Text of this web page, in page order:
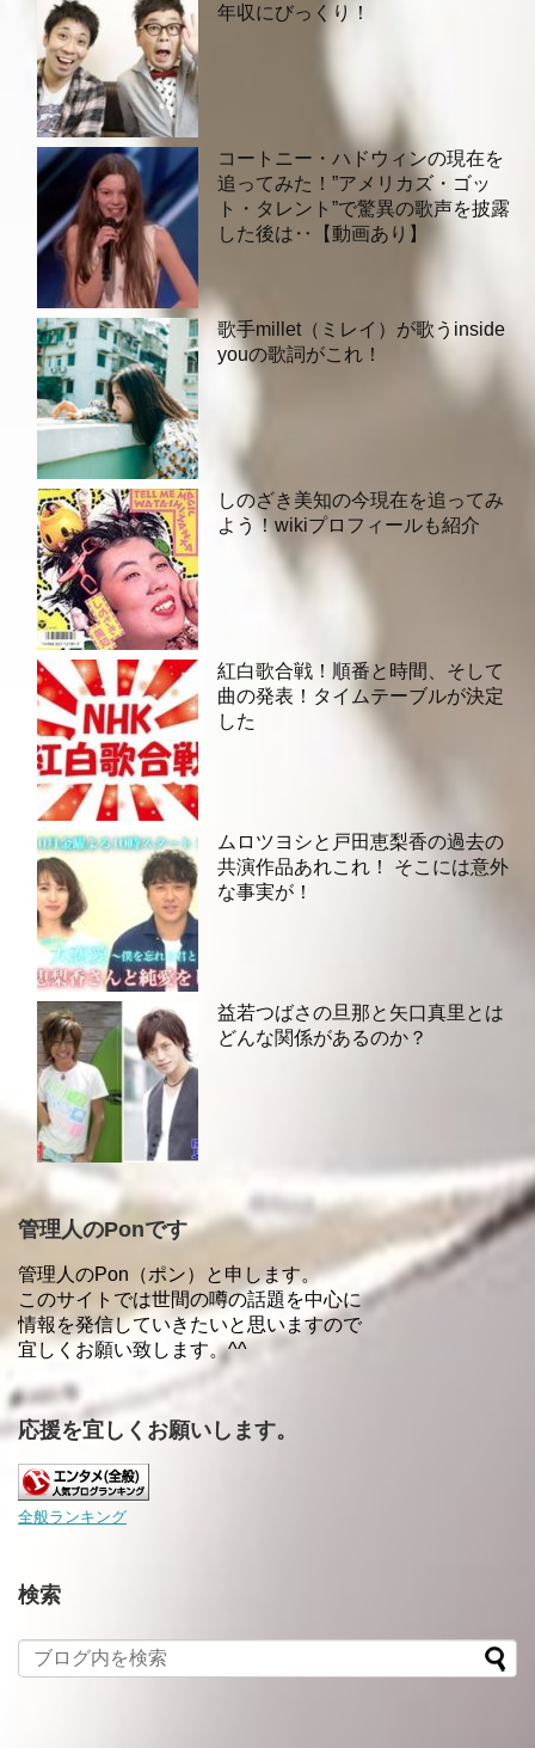
年収にびっくり！
コートニー・ハドウィンの現在を
追ってみた！”アメリカズ・ゴッ
ト・タレント”で驚異の歌声を披露
した後は‥【動画あり】
歌手millet（ミレイ）が歌うinside
youの歌詞がこれ！
しのざき美知の今現在を追ってみ
よう！wikiプロフィールも紹介
紅白歌合戦！順番と時間、そして
曲の発表！タイムテーブルが決定
した
ムロツヨシと戸田恵梨香の過去の
共演作品あれこれ！ そこには意外
な事実が！
益若つばさの旦那と矢口真里とは
どんな関係があるのか？
管理人のPonです
管理人のPon（ポン）と申します。
このサイトでは世間の噂の話題を中心に
情報を発信していきたいと思いますので
宜しくお願い致します。^^
応援を宜しくお願いします。
全般ランキング
検索